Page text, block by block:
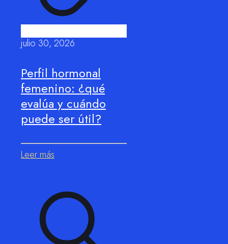
julio 30, 2026
Perfil hormonal
femenino: ¿qué
evalúa y cuándo
puede ser útil?
Leer más